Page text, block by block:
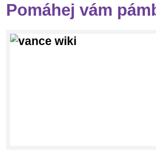
Pomáhej vám